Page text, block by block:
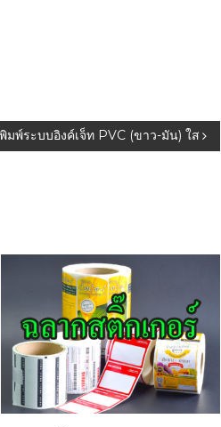
มพ์ระบบอิงค์เจ็ท PVC (ขาว-มัน) ใส